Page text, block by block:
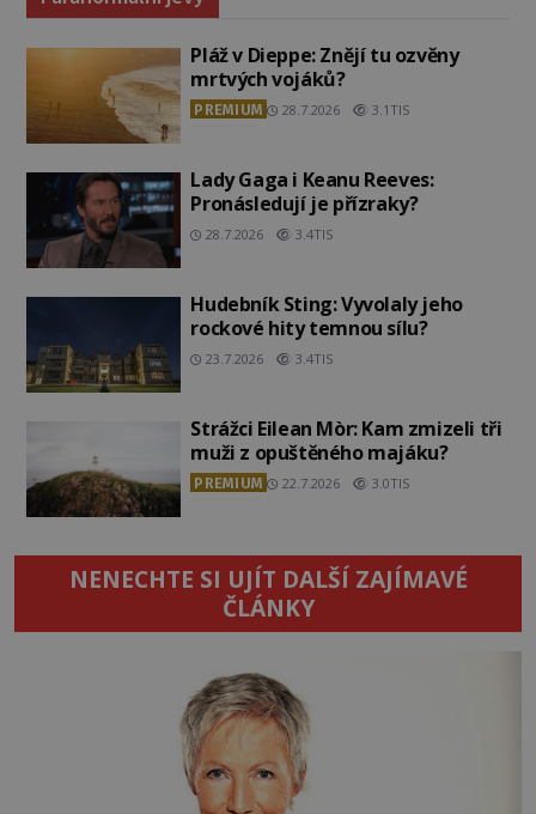
Pláž v Dieppe: Znějí tu ozvěny
mrtvých vojáků?
PREMIUM 28.7.2026 3.1TIS
Lady Gaga i Keanu Reeves:
Pronásledují je přízraky?
28.7.2026 3.4TIS
Hudebník Sting: Vyvolaly jeho
rockové hity temnou sílu?
23.7.2026 3.4TIS
Strážci Eilean Mòr: Kam zmizeli tři
muži z opuštěného majáku?
PREMIUM 22.7.2026 3.0TIS
NENECHTE SI UJÍT DALŠÍ ZAJÍMAVÉ
ČLÁNKY